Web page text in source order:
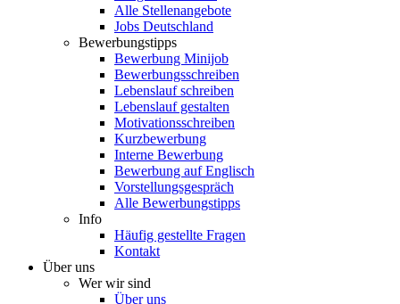
Alle Stellenangebote
Jobs Deutschland
Bewerbungstipps
Bewerbung Minijob
Bewerbungsschreiben
Lebenslauf schreiben
Lebenslauf gestalten
Motivationsschreiben
Kurzbewerbung
Interne Bewerbung
Bewerbung auf Englisch
Vorstellungsgespräch
Alle Bewerbungstipps
Info
Häufig gestellte Fragen
Kontakt
Über uns
Wer wir sind
Über uns